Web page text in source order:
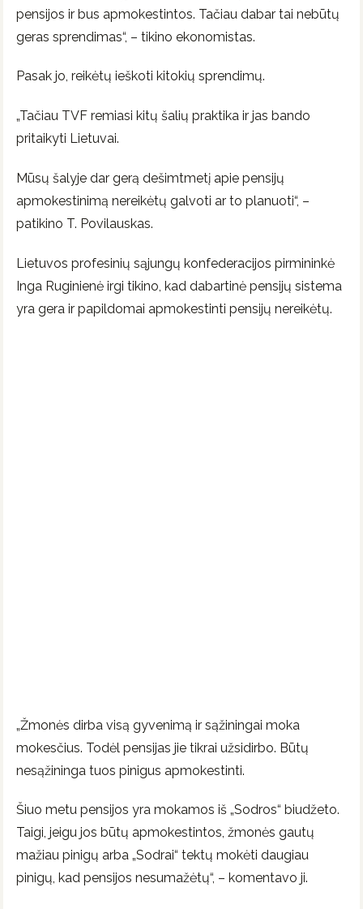
pensijos ir bus apmokestintos. Tačiau dabar tai nebūtų
geras sprendimas“, – tikino ekonomistas.
Pasak jo, reikėtų ieškoti kitokių sprendimų.
„Tačiau TVF remiasi kitų šalių praktika ir jas bando
pritaikyti Lietuvai.
Mūsų šalyje dar gerą dešimtmetį apie pensijų
apmokestinimą nereikėtų galvoti ar to planuoti“, –
patikino T. Povilauskas.
Lietuvos profesinių sąjungų konfederacijos pirmininkė
Inga Ruginienė irgi tikino, kad dabartinė pensijų sistema
yra gera ir papildomai apmokestinti pensijų nereikėtų.
„Žmonės dirba visą gyvenimą ir sąžiningai moka
mokesčius. Todėl pensijas jie tikrai užsidirbo. Būtų
nesąžininga tuos pinigus apmokestinti.
Šiuo metu pensijos yra mokamos iš „Sodros“ biudžeto.
Taigi, jeigu jos būtų apmokestintos, žmonės gautų
mažiau pinigų arba „Sodrai“ tektų mokėti daugiau
pinigų, kad pensijos nesumažėtų“, – komentavo ji.